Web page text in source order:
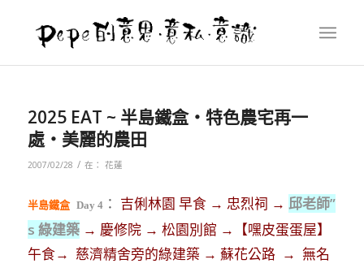
2025 EAT ~ 半島鐵盒‧特色農宅再一
處‧美麗的農田
2007/02/28 / 在： 花蓮
半島鐵盒 Day 4： 吉俐林園 早食 → 忠烈祠 → 邱老師”
s 綠建築→ 慶修院 → 松園別館 →【嘿皮蛋蛋屋】
午食→ 慈濟精舍旁的綠建築 → 蘇花公路 → 無名